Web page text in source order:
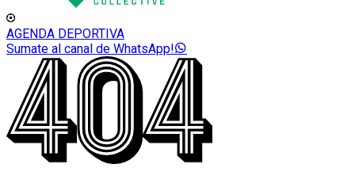
AGENDA DEPORTIVA
Sumate al canal de WhatsApp!